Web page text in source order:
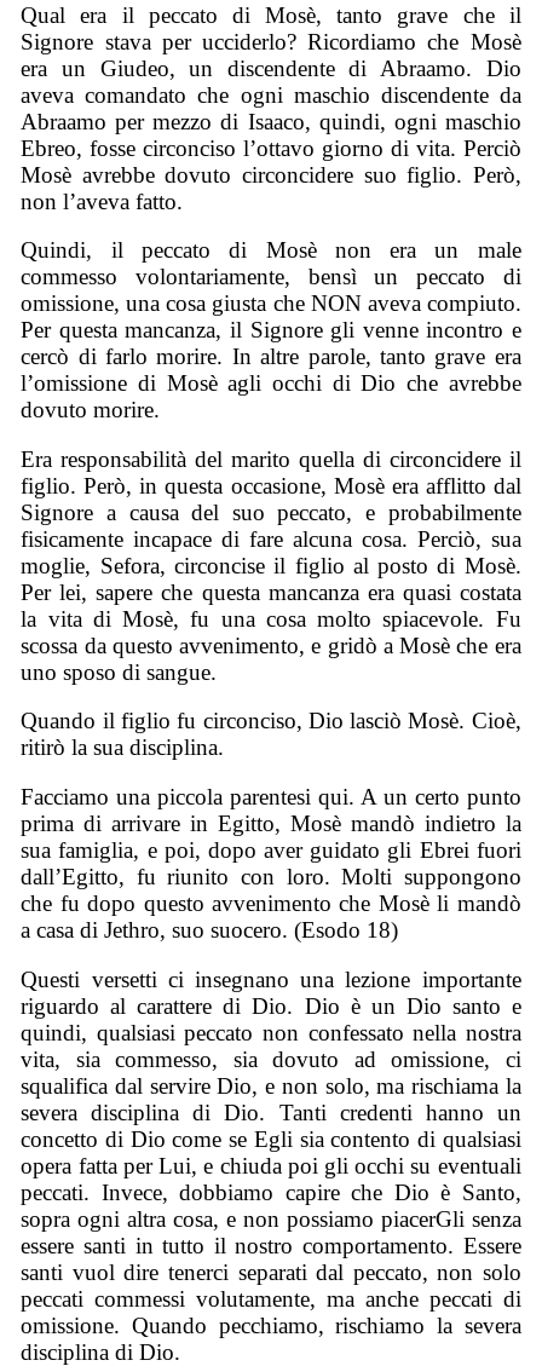
Qual era il peccato di Mosè, tanto grave che il
Signore stava per ucciderlo? Ricordiamo che Mosè
era un Giudeo, un discendente di Abraamo. Dio
aveva comandato che ogni maschio discendente da
Abraamo per mezzo di Isaaco, quindi, ogni maschio
Ebreo, fosse circonciso l’ottavo giorno di vita. Perciò
Mosè avrebbe dovuto circoncidere suo figlio. Però,
non l’aveva fatto.
Quindi, il peccato di Mosè non era un male
commesso volontariamente, bensì un peccato di
omissione, una cosa giusta che NON aveva compiuto.
Per questa mancanza, il Signore gli venne incontro e
cercò di farlo morire. In altre parole, tanto grave era
l’omissione di Mosè agli occhi di Dio che avrebbe
dovuto morire.
Era responsabilità del marito quella di circoncidere il
figlio. Però, in questa occasione, Mosè era afflitto dal
Signore a causa del suo peccato, e probabilmente
fisicamente incapace di fare alcuna cosa. Perciò, sua
moglie, Sefora, circoncise il figlio al posto di Mosè.
Per lei, sapere che questa mancanza era quasi costata
la vita di Mosè, fu una cosa molto spiacevole. Fu
scossa da questo avvenimento, e gridò a Mosè che era
uno sposo di sangue.
Quando il figlio fu circonciso, Dio lasciò Mosè. Cioè,
ritirò la sua disciplina.
Facciamo una piccola parentesi qui. A un certo punto
prima di arrivare in Egitto, Mosè mandò indietro la
sua famiglia, e poi, dopo aver guidato gli Ebrei fuori
dall’Egitto, fu riunito con loro. Molti suppongono
che fu dopo questo avvenimento che Mosè li mandò
a casa di Jethro, suo suocero. (Esodo 18)
Questi versetti ci insegnano una lezione importante
riguardo al carattere di Dio. Dio è un Dio santo e
quindi, qualsiasi peccato non confessato nella nostra
vita, sia commesso, sia dovuto ad omissione, ci
squalifica dal servire Dio, e non solo, ma rischiama la
severa disciplina di Dio. Tanti credenti hanno un
concetto di Dio come se Egli sia contento di qualsiasi
opera fatta per Lui, e chiuda poi gli occhi su eventuali
peccati. Invece, dobbiamo capire che Dio è Santo,
sopra ogni altra cosa, e non possiamo piacerGli senza
essere santi in tutto il nostro comportamento. Essere
santi vuol dire tenerci separati dal peccato, non solo
peccati commessi volutamente, ma anche peccati di
omissione. Quando pecchiamo, rischiamo la severa
disciplina di Dio.